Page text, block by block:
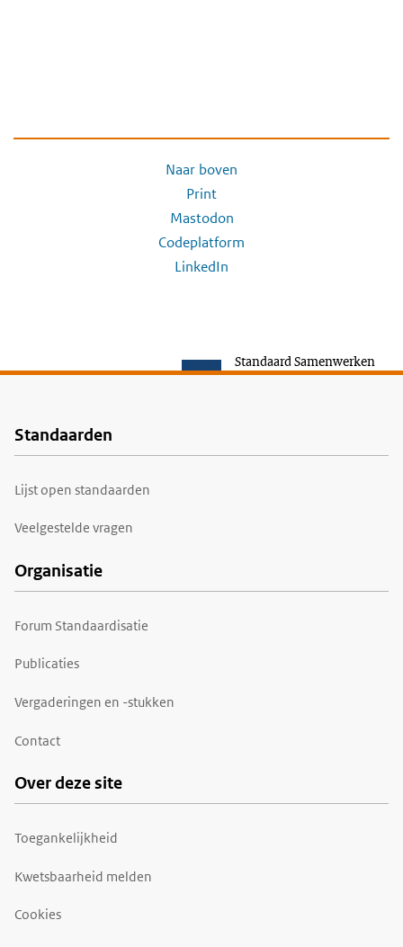
Naar boven
Print
Mastodon
Codeplatform
LinkedIn
Standaard Samenwerken
Voet
Standaarden
Lijst open standaarden
Veelgestelde vragen
Organisatie
Forum Standaardisatie
Publicaties
Vergaderingen en -stukken
Contact
Over deze site
Toegankelijkheid
Kwetsbaarheid melden
Cookies